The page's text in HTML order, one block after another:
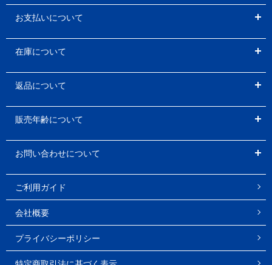
お支払いについて
在庫について
返品について
販売年齢について
お問い合わせについて
ご利用ガイド
会社概要
プライバシーポリシー